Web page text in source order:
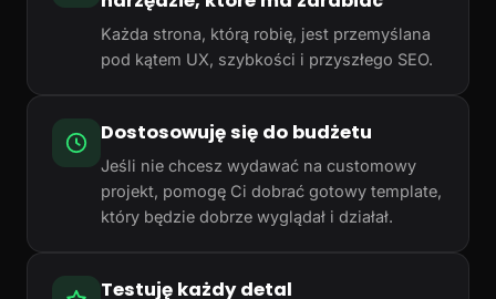
Każda strona, którą robię, jest przemyślana
pod kątem UX, szybkości i przyszłego SEO.
Dostosowuję się do budżetu
Jeśli nie chcesz wydawać na customowy
projekt, pomogę Ci dobrać gotowy template,
który będzie dobrze wyglądał i działał.
Testuję każdy detal